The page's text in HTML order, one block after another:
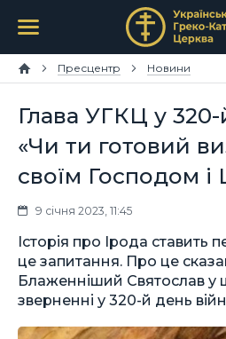
Пресцентр Новини
Глава УГКЦ у
«Чи ти готовий
своїм Господом і
9 січня 2023, 11:45
Історія про Ірода ставить
це запитання. Про це
Блаженніший Святослав
зверненні у 320-й день